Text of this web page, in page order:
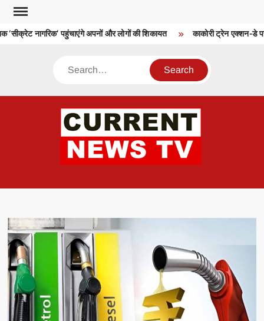
Skip
contentनागरिक’ पहुंचाएंगे अपनों और लोगों की शिकायत काकोरी ट्रेन एक्शन-डे पर
Search